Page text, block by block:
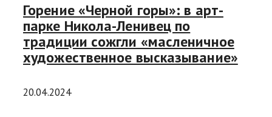
Горение «Черной горы»: в арт-
парке Никола-Ленивец по
традиции сожгли «масленичное
художественное высказывание»
20.04.2024